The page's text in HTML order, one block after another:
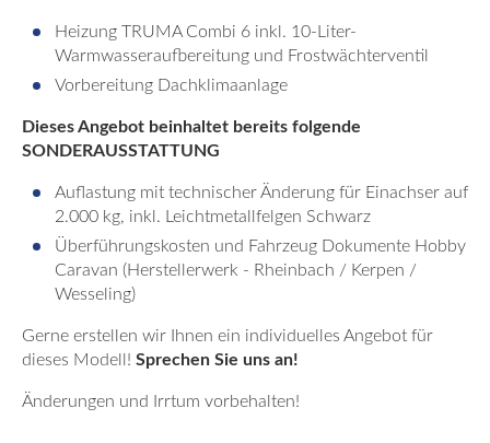
Heizung TRUMA Combi 6 inkl. 10-Liter-
Warmwasseraufbereitung und Frostwächterventil
Vorbereitung Dachklimaanlage
Dieses Angebot beinhaltet bereits folgende
SONDERAUSSTATTUNG
Auflastung mit technischer Änderung für Einachser auf
2.000 kg, inkl. Leichtmetallfelgen Schwarz
Überführungskosten und Fahrzeug Dokumente Hobby
Caravan (Herstellerwerk - Rheinbach / Kerpen /
Wesseling)
Gerne erstellen wir Ihnen ein individuelles Angebot für
dieses Modell! Sprechen Sie uns an!
Änderungen und Irrtum vorbehalten!